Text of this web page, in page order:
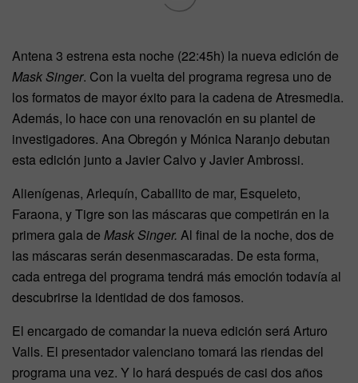
Antena 3 estrena esta noche (22:45h) la nueva edición de
Mask Singer. Con la vuelta del programa regresa uno de
los formatos de mayor éxito para la cadena de Atresmedia.
Además, lo hace con una renovación en su plantel de
investigadores. Ana Obregón y Mónica Naranjo debutan
esta edición junto a Javier Calvo y Javier Ambrossi.
Alienígenas, Arlequín, Caballito de mar, Esqueleto,
Faraona, y Tigre son las máscaras que competirán en la
primera gala de Mask Singer. Al final de la noche, dos de
las máscaras serán desenmascaradas. De esta forma,
cada entrega del programa tendrá más emoción todavía al
descubrirse la identidad de dos famosos.
El encargado de comandar la nueva edición será Arturo
Valls. El presentador valenciano tomará las riendas del
programa una vez. Y lo hará después de casi dos años